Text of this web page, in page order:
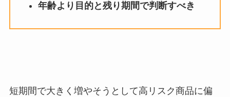
年齢より目的と残り期間で判断すべき
短期間で大きく増やそうとして高リスク商品に偏